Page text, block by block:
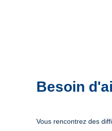
Besoin
Vous rencontrez des